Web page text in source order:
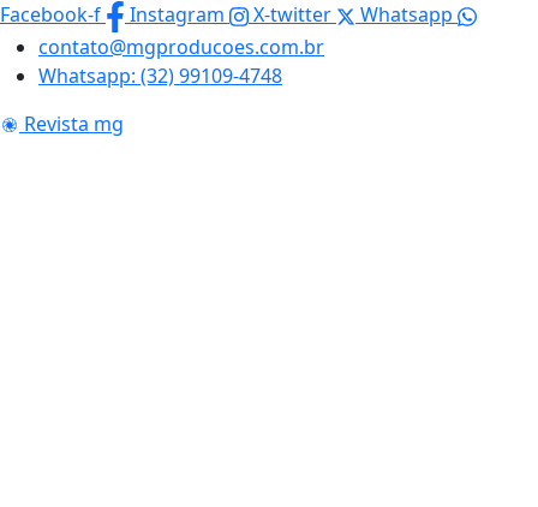
Skip
to
content
Facebook-f Instagram X-twitter
Whatsapp
contato@mgproducoes.com.br
Whatsapp: (32) 99109-4748
Revista mg